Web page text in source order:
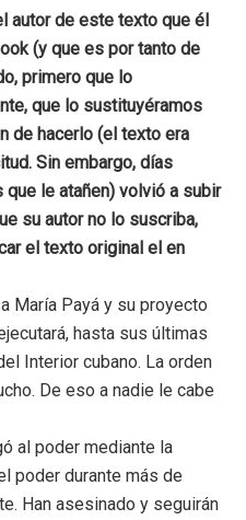
autor de este texto que él
(y que es por tanto de
primero que lo
que lo sustituyéramos
de hacerlo (el texto era
Sin embargo, días
le atañen) volvió a subir
su autor no lo suscriba,
el texto original el en
María Payá y su proyecto
hasta sus últimas
Interior cubano. La orden
De eso a nadie le cabe
al poder mediante la
poder durante más de
Han asesinado y seguirán